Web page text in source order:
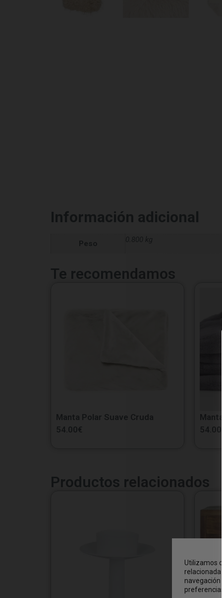
Información adicional
Te recomendamos
Manta Polar Suave Cruda
54.00€
54.00
Productos relacionados
Utilizamos
preferencias.